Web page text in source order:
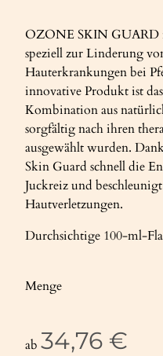
OZONE SKIN GUARD
speziell zur Linderung
Hauterkrankungen bei
innovative Produkt ist
Kombination aus
sorgfältig nach ihren
ausgewählt wurden.
Skin Guard schnell die
Juckreiz und
Hautverletzungen.
Durchsichtige 100-ml-
Menge
ab 34,76 €